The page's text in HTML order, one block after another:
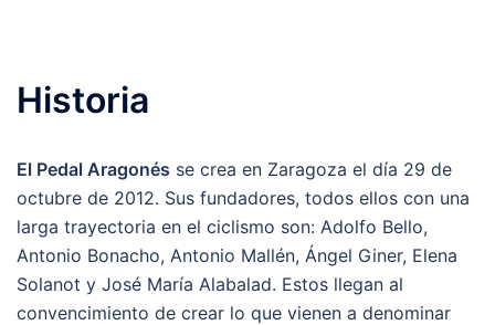
Historia
El Pedal Aragonés se crea en Zaragoza el día 29 de
octubre de 2012. Sus fundadores, todos ellos con una
larga trayectoria en el ciclismo son: Adolfo Bello,
Antonio Bonacho, Antonio Mallén, Ángel Giner, Elena
Solanot y José María Alabalad. Estos llegan al
convencimiento de crear lo que vienen a denominar